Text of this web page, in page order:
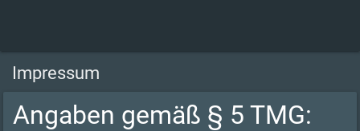
Impressum
Angaben gemäß § 5 TMG: